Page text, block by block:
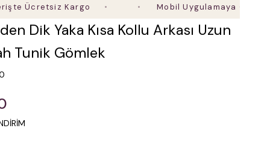
Kargo Mobil Uygulamaya Özel Ek %5
Dik Yaka Kısa Kollu Arkası Uzun
Tunik Gömlek